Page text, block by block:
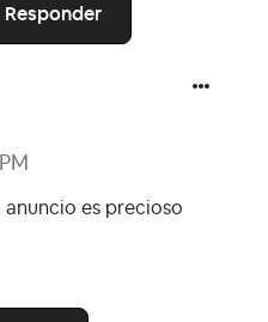
Responder
es precioso